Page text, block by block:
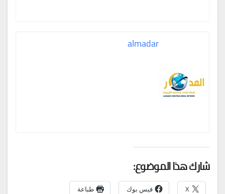
almadar
شارك هذا الموضوع:
X فيس بوك طباعة